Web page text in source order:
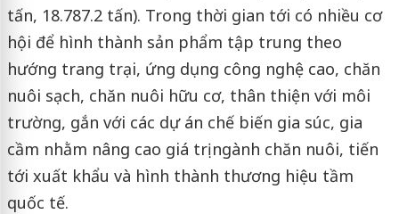
tấn, 18.787.2 tấn). Trong thời gian tới có nhiều cơ
hội để hình thành sản phẩm tập trung theo
hướng trang trại, ứng dụng công nghệ cao, chăn
nuôi sạch, chăn nuôi hữu cơ, thân thiện với môi
trường, gắn với các dự án chế biến gia súc, gia
cầm nhằm nâng cao giá trị ngành chăn nuôi, tiến
tới xuất khẩu và hình thành thương hiệu tầm
quốc tế.